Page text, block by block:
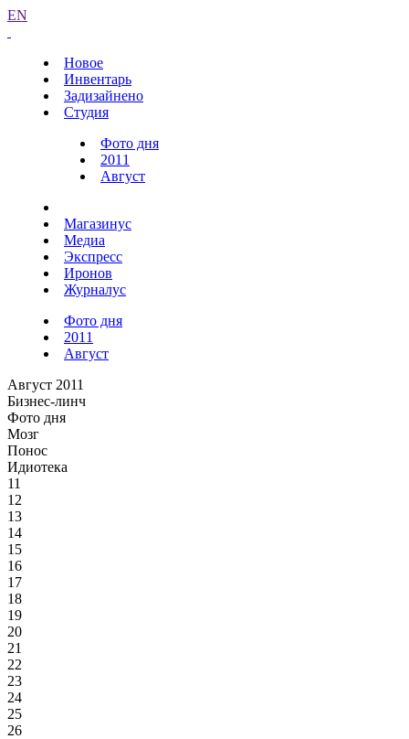
EN
Новое
Инвентарь
Задизайнено
Студия
Фото дня
2011
Август
Магазинус
Медиа
Экспресс
Иронов
Журналус
Фото дня
2011
Август
Август 2011
Бизнес-линч
Фото дня
Мозг
Понос
Идиотека
11
12
13
14
15
16
17
18
19
20
21
22
23
24
25
26